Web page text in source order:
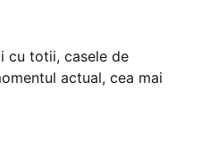
cu totii, casele de
actual, cea mai